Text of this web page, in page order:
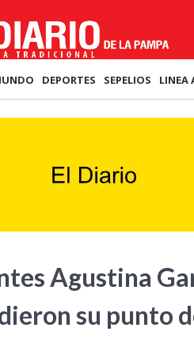
DEPORTES SEPELIOS LINEA
Agustina
su punto